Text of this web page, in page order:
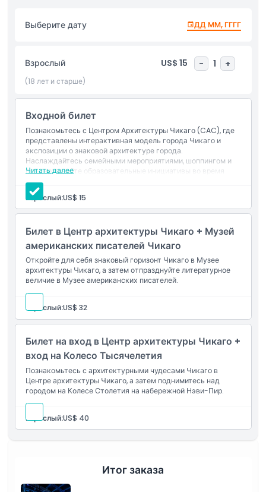
знаковых памятников, таких как Уиллис-Тауэр, Центр
Джона Хэнкока и Здание Ригли, и узнайте, как
репутацию Чикаго. Экскурсии Центра архитектуры Чикаго,
проводимые опытными гидами, являются одними из лучших
пешеходных туров по архитектуре в мире. Идеально
вдохновляющим. Посетите Центр архитектуры Чикаго
сегодня, чтобы узнать, исследовать и праздновать
непревзойденный вклад города в мир архитектуры.
Основные моменты
Включено
Политика в отношении детей и взрослых
Исключения
Часы работы
Вещи, которые нужно знать
Местоположение
Как воспользоваться
Выберите дату ДД ММ, ГГГГ
Взрослый US$ 15 - 1 +
(18 лет и старше)
Входной билет
Познакомьтесь с Центром Архитектуры Чикаго (CAC), где
представлены интерактивная модель города Чикаго и
экспозиции о знаковой архитектуре города.
Наслаждайтесь семейными мероприятиями, шоппингом и
поддерживайте образовательные инициативы во время
вашего визита.
Читать далее
Взрослый:US$ 15
Билет в Центр архитектуры Чикаго + Музей
американских писателей Чикаго
Откройте для себя знаковый горизонт Чикаго в Музее
архитектуры Чикаго, а затем отпразднуйте литературное
величие в Музее американских писателей.
Взрослый:US$ 32
Билет на вход в Центр архитектуры Чикаго +
вход на Колесо Тысячелетия
Познакомьтесь с архитектурными чудесами Чикаго в
Центре архитектуры Чикаго, а затем поднимитесь над
городом на Колесе Столетия на набережной Нэви-Пир.
Взрослый:US$ 40
Итог заказа